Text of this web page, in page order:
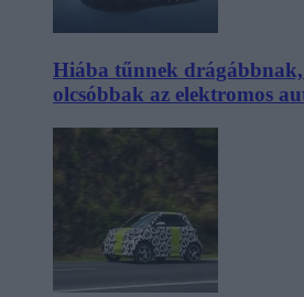
Hiába tűnnek
olcsóbbak az elektromos